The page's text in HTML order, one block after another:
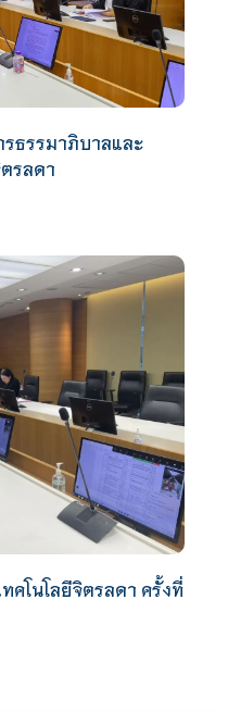
ธรรมาภิบาลและ
รลดา
คโนโลยีจิตรลดา ครั้งที่